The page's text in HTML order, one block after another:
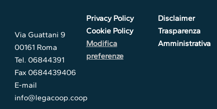
Via Guattani 9
00161 Roma
Tel. 06844391
Fax 0684439406
E-mail
info@legacoop.coop
Privacy Policy
Cookie Policy
Modifica
preferenze
Disclaimer
Trasparenza
Amministrativa